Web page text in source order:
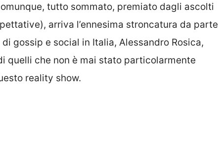
tutto sommato, premiato dagli ascolti
arriva l’ennesima stroncatura da parte
gossip e social in Italia, Alessandro Rosica,
quelli che non è mai stato particolarmente
reality show.